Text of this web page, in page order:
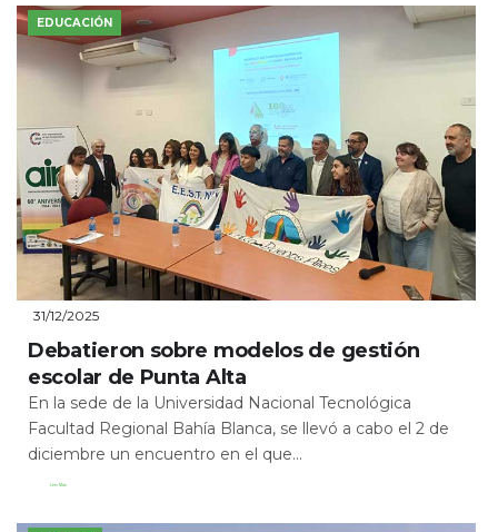
EDUCACIÓN
31/12/2025
Debatieron sobre modelos de gestión
escolar de Punta Alta
En la sede de la Universidad Nacional Tecnológica
Facultad Regional Bahía Blanca, se llevó a cabo el 2 de
diciembre un encuentro en el que...
Leer Más